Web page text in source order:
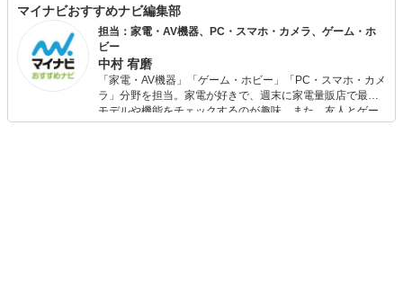
IoT、デジカメ、オーディオ機器、モビリティ、クラウドフ
ァンディングなど。 1971年生まれ。元Kotaku Japan編集
長。
マイナビおすすめナビ編集部
担当：家電・AV機器、PC・スマホ・カメラ、ゲーム・ホ
ビー
中村 宥磨
「家電・AV機器」「ゲーム・ホビー」「PC・スマホ・カメ
ラ」分野を担当。家電が好きで、週末に家電量販店で最新
モデルや機能をチェックするのが趣味。また、友人とゲー
ムを楽しみながら、新作タイトルやイベント情報もいち早